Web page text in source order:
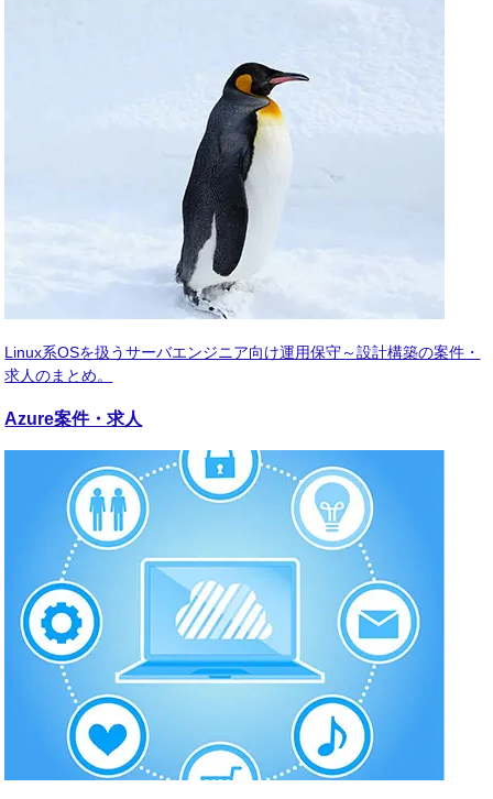
Linux系OSを扱うサーバエンジニア向け運用保守～設計構築の案件・
求人のまとめ。
Azure案件・求人